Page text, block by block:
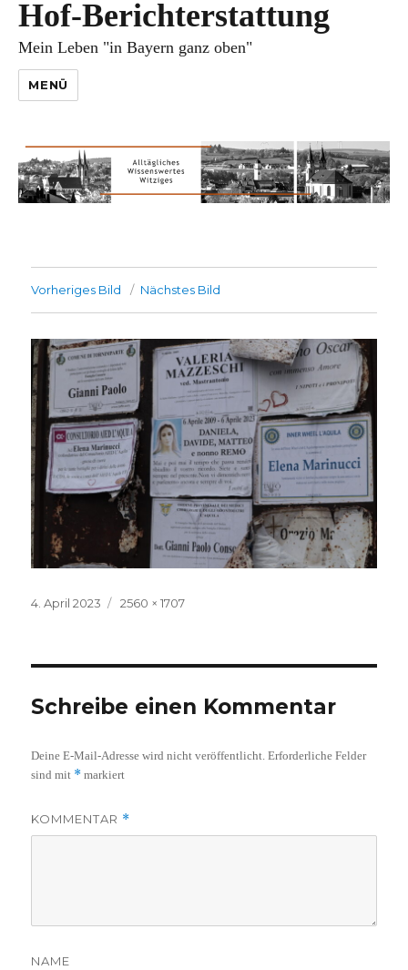
Hof-Berichterstattung
Mein Leben "in Bayern ganz oben"
MENÜ
Vorheriges Bild Nächstes Bild
Veröffentlicht
4. April 2023
Volle
2560 × 1707
Schreibe einen Kommentar
Deine E-Mail-Adresse wird nicht veröffentlicht. Erforderliche Felder
sind mit * markiert
KOMMENTAR *
NAME